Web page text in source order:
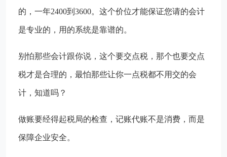
的，一年2400到3600。这个价位才能保证您请的会计
是专业的，用的系统是靠谱的。
别怕那些会计跟你说，这个要交点税，那个也要交点
税才是合理的，最怕那些让你一点税都不用交的会
计，知道吗？
做账要经得起税局的检查，记账代账不是消费，而是
保障企业安全。